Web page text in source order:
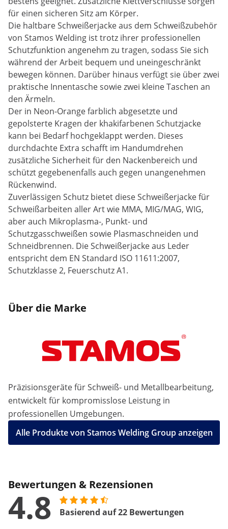
für einen sicheren Sitz am Körper. ­
Die haltbare Schweißerjacke aus dem Schweißzubehör
von Stamos Welding ist trotz ihrer professionellen
Schutzfunktion angenehm zu tragen, sodass Sie sich
während der Arbeit bequem und uneingeschränkt
bewegen können. Darüber hinaus verfügt sie über zwei
praktische Innentasche sowie zwei kleine Taschen an
den Ärmeln.
Der in Neon-Orange farblich abgesetzte und
gepolsterte Kragen der khakifarbenen Schutzjacke
kann bei Bedarf hochgeklappt werden. Dieses
durchdachte Extra schafft im Handumdrehen
zusätzliche Sicherheit für den Nackenbereich und
schützt gegebenenfalls auch gegen unangenehmen
Rückenwind.
Zuverlässigen Schutz bietet diese Schweißerjacke für
Schweißarbeiten aller Art wie MMA, MIG/MAG, WIG,
aber auch Mikroplasma-, Punkt- und
Schutzgasschweißen sowie Plasmaschneiden und
Schneidbrennen. Die Schweißerjacke aus Leder
entspricht dem EN Standard ISO 11611:2007,
Schutzklasse 2, Feuerschutz A1.
Über die Marke
Präzisionsgeräte für Schweiß- und Metallbearbeitung,
entwickelt für kompromisslose Leistung in
professionellen Umgebungen.
Alle Produkte von Stamos Welding Group anzeigen
Bewertungen & Rezensionen
4.8 Basierend auf 22 Bewertungen